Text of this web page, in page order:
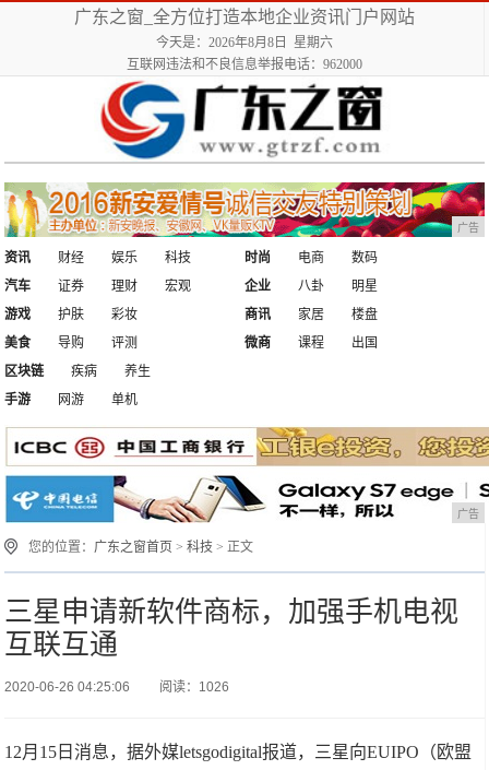
广东之窗_全方位打造本地企业资讯门户网站
今天是：2026年8月8日 星期六
互联网违法和不良信息举报电话：962000
广告
资讯 财经 娱乐
科技
汽车
证券 理财 宏观
时尚 电商
数码
企业
八卦
明星
游戏
护肤
彩妆
美食
导购 评测
商讯 家居
楼盘
微商
课程
出国
区块链
疾病
养生
手游
网游 单机
广告
您的位置： 广东之窗首页 >科技 > 正文
三星申请新软件商标，加强手机电视
互联互通
2020-06-26 04:25:06 阅读：1026
12月15日消息，据外媒letsgodigital报道，三星向EUIPO（欧盟